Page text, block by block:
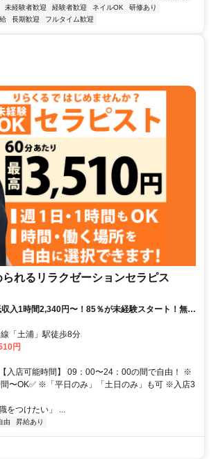
未経験者歓迎 経験者歓迎 ネイルOK
研修あり
長期歓迎 フルタイム歓迎
れるリラクゼーションセラピス
入1時間2,340円〜！85％が未経験スタート！無料
を習得✅好きな時間に収入を得られます⏰【茨城
常磐線「土浦」駅徒歩8分
円
入店可能時間】 09：00〜24：00の間で自由！ ※
〜OK✅ ※「平日のみ」「土日のみ」も可 ※入店3
をつけたい」 ...
由 昇給あり